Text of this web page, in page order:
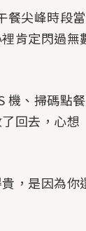
餐尖峰時段
肯定閃過
機、掃碼點
回去，心
，是因為你